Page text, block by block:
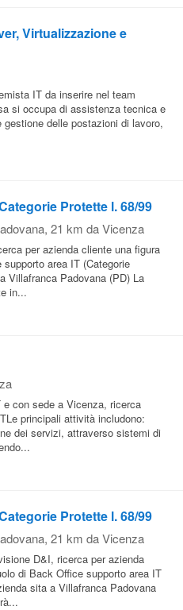
Virtualizzazione e
IT da inserire nel team
si occupa di assistenza tecnica e
delle postazioni di lavoro,
Protette l. 68/99
, 21 km da Vicenza
per azienda cliente una figura
area IT (Categorie
Villafranca Padovana (PD) La
in...
con sede a Vicenza, ricerca
principali attività includono: 
dei servizi, attraverso sistemi di
Protette l. 68/99
, 21 km da Vicenza
D&I, ricerca per azienda
di Back Office supporto area IT
sita a Villafranca Padovana